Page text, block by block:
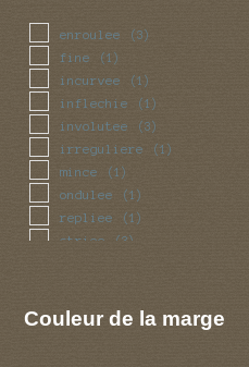
enroulee (3)
fine (1)
incurvee (1)
inflechie (1)
involutee (3)
irreguliere (1)
mince (1)
ondulee (1)
repliee (1)
striee (3)
Couleur de la marge